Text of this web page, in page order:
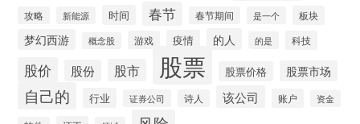
攻略 新能源 时间 春节 春节期间 是一个 板块
梦幻西游 概念股 游戏 疫情 的人 的是 科技
股价 股份 股市 股票 股票价格 股票市场
自己的 行业 证券公司 诗人 该公司 账户 资金